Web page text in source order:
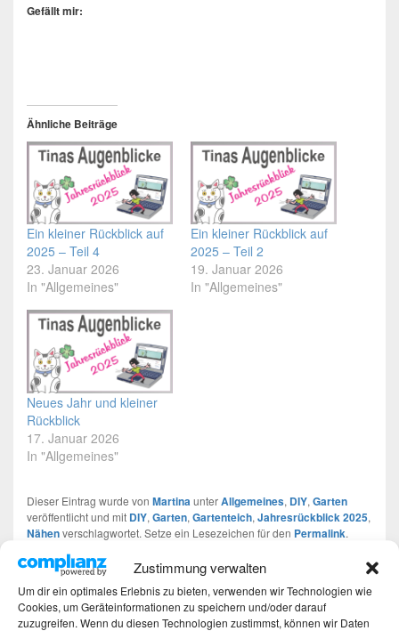
Zustimmung verwalten
Um dir ein optimales Erlebnis zu bieten, verwenden wir Technologien wie
Cookies, um Geräteinformationen zu speichern und/oder darauf
zuzugreifen. Wenn du diesen Technologien zustimmst, können wir Daten
Gefällt mir:
Ähnliche Beiträge
Ein kleiner Rückblick auf
2025 – Teil 4
23. Januar 2026
In "Allgemeines"
Ein kleiner Rückblick auf
2025 – Teil 2
19. Januar 2026
In "Allgemeines"
Neues Jahr und kleiner
Rückblick
17. Januar 2026
In "Allgemeines"
Dieser Eintrag wurde von MartinaunterAllgemeines, DIY, Garten
veröffentlicht und mit DIY, Garten, Gartenteich, Jahresrückblick 2025,
Nähenverschlagwortet. Setze ein Lesezeichen für den Permalink.
Schreibe einen Kommentar